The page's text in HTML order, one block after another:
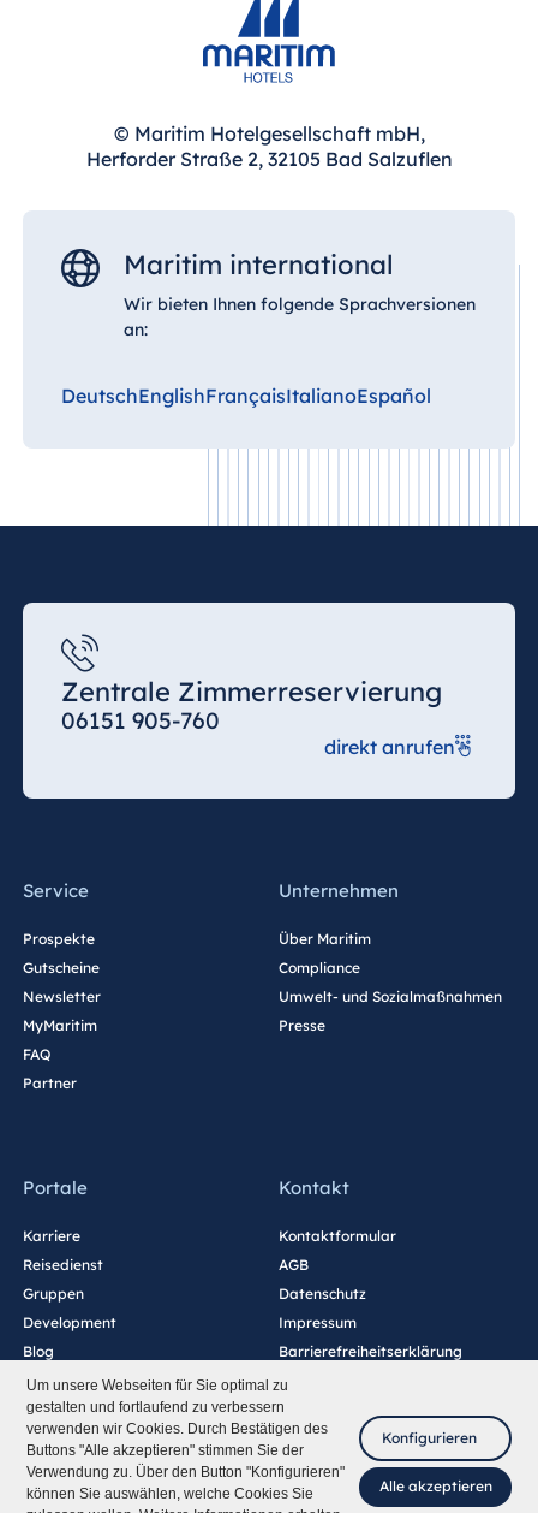
Um unsere Webseiten für Sie optimal zu
gestalten und fortlaufend zu verbessern
verwenden wir Cookies. Durch Bestätigen des
Buttons "Alle akzeptieren" stimmen Sie der
Verwendung zu. Über den Button "Konfigurieren"
können Sie auswählen, welche Cookies Sie
Konfigurieren
Alle akzeptieren
© Maritim Hotelgesellschaft mbH,
Herforder Straße 2, 32105 Bad Salzuflen
Maritim international
Wir bieten Ihnen folgende Sprachversionen
an:
DeutschEnglishFrançaisItalianoEspañol
Zentrale Zimmerreservierung
06151 905-760
direkt anrufen
Service
Prospekte
Gutscheine
Newsletter
MyMaritim
FAQ
Partner
Unternehmen
Über Maritim
Compliance
Umwelt- und Sozialmaßnahmen
Presse
Portale
Karriere
Reisedienst
Gruppen
Development
Blog
Kontakt
Kontaktformular
AGB
Datenschutz
Impressum
Barrierefreiheitserklärung
Cookie-Einstellungen